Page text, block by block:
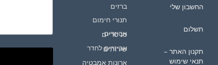
החשבון שלי
תשלום
תקנון האתר –
תנאי שימוש
ברזים
תנורי חימום
אביזרים סניטריים
אביזרים לחדר שירותים
ארונות אמבטיה